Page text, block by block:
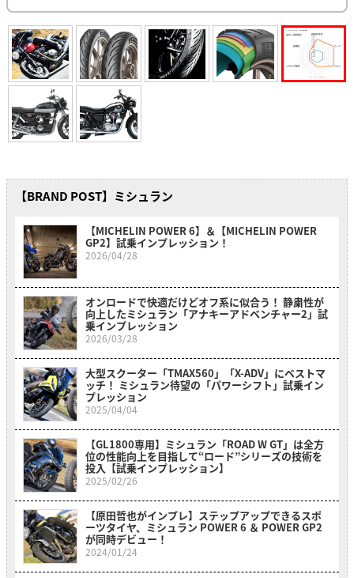
【BRAND POST】ミシュラン
【MICHELIN POWER 6】＆【MICHELIN POWER
GP2】試乗インプレッション！
2026/04/28
オンロードで快適だけどオフ系に似合う！ 静粛性が
向上したミシュラン「アナキーアドベンチャー2」試
乗インプレッション
2026/03/28
大型スクーター「TMAX560」「X-ADV」にベストマ
ッチ！ ミシュラン待望の「パワーシフト」試乗イン
プレッション
2025/04/04
【GL1800専用】ミシュラン「ROAD W GT」は全方
位の性能向上を目指して“ロード”シリーズの技術を
投入【試乗インプレッション】
2025/02/26
【原田哲也がインプレ】ステップアップできるスポ
ーツタイヤ、ミシュラン POWER 6 ＆ POWER GP2
が同時デビュー！
2024/01/24